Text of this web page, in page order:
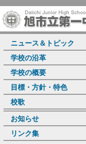
ニュース＆トピック
学校の沿革
学校の概要
目標・方針・特色
校歌
お知らせ
リンク集